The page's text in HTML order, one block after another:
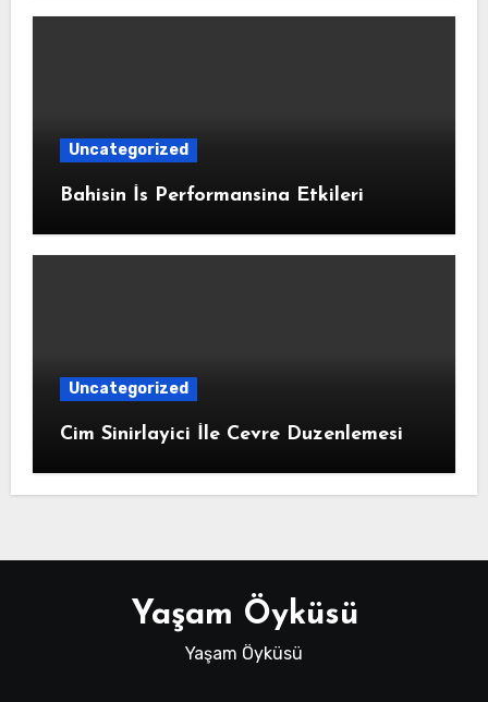
Uncategorized
Bahisin İs Performansina Etkileri
Uncategorized
Cim Sinirlayici İle Cevre Duzenlemesi
Yaşam Öyküsü
Yaşam Öyküsü